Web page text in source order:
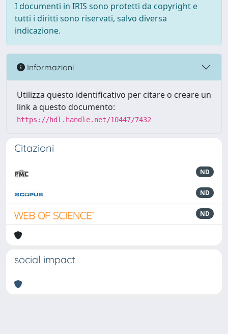
I documenti in IRIS sono protetti da copyright e
tutti i diritti sono riservati, salvo diversa
indicazione.
Informazioni
Utilizza questo identificativo per citare o creare un
link a questo documento:
https://hdl.handle.net/10447/7432
Citazioni
ND
ND
ND
social impact